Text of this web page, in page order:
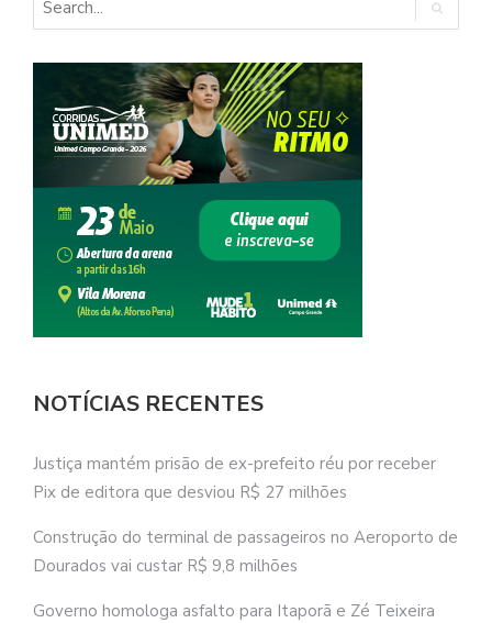
NOTÍCIAS RECENTES
Justiça mantém prisão de ex-prefeito réu por receber
Pix de editora que desviou R$ 27 milhões
Construção do terminal de passageiros no Aeroporto de
Dourados vai custar R$ 9,8 milhões
Governo homologa asfalto para Itaporã e Zé Teixeira